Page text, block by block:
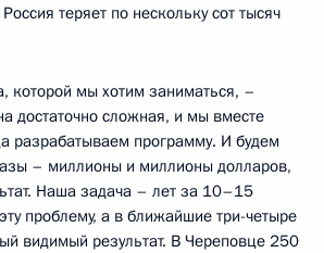
теряет по нескольку сот тысяч
которой мы хотим заниматься, –
достаточно сложная, и мы вместе
разрабатываем программу. И будем
– миллионы и миллионы долларов,
Наша задача – лет за 10–15
проблему, а в ближайшие три-четыре
видимый результат. В Череповце 250